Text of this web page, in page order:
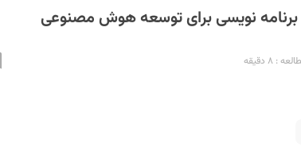
نویسی برای توسعه هوش مصنوعی
: ۸ دقیقه